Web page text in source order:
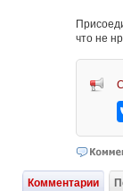
что не
Комментарии